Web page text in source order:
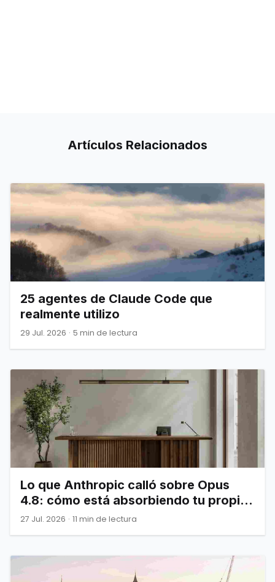
Artículos Relacionados
25 agentes de Claude Code que
realmente utilizo
29 Jul. 2026 · 5 min de lectura
Lo que Anthropic calló sobre Opus
4.8: cómo está absorbiendo tu propia
infraestructura
27 Jul. 2026 · 11 min de lectura